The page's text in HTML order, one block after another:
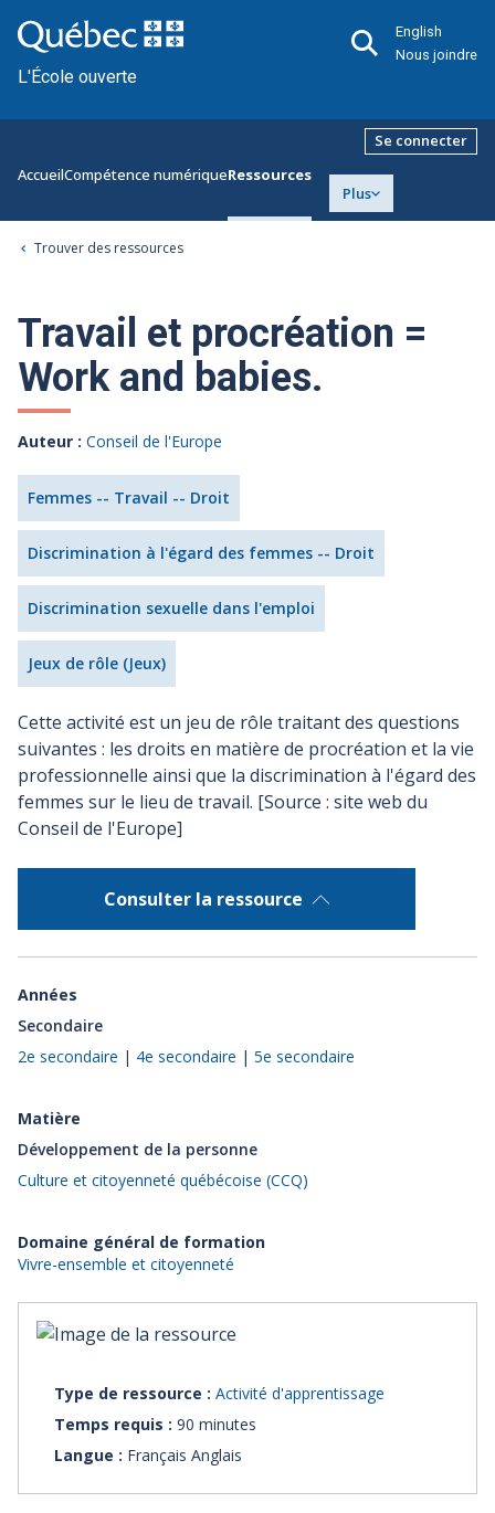
L'École ouverte
English
Nous joindre
AccueilCompétence numériqueRessources
Plus
Se connecter
Trouver des ressources
Travail et procréation =
Work and babies.
Auteur : Conseil de l'Europe
Femmes -- Travail -- Droit
Discrimination à l'égard des femmes -- Droit
Discrimination sexuelle dans l'emploi
Jeux de rôle (Jeux)
Cette activité est un jeu de rôle traitant des questions
suivantes : les droits en matière de procréation et la vie
professionnelle ainsi que la discrimination à l'égard des
femmes sur le lieu de travail. [Source : site web du
Conseil de l'Europe]
Consulter la ressource
Années
Secondaire
2e secondaire | 4e secondaire | 5e secondaire
Matière
Développement de la personne
Culture et citoyenneté québécoise (CCQ)
Domaine général de formation
Vivre-ensemble et citoyenneté
Type de ressource : Activité d'apprentissage
Temps requis : 90 minutes
Langue : Français Anglais